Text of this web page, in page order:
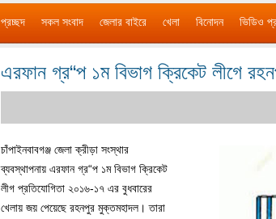
প্রচ্ছদ সকল সংবাদ জেলার বাইরে খেলা বিনোদন ভিডিও
এরফান গ্র“প ১ম বিভাগ ক্রিকেট লীগে
চাঁপাইনবাবগঞ্জ জেলা ক্রীড়া সংস্থার
ব্যবস্থাপনায় এরফান গ্র“প ১ম বিভাগ ক্রিকেট
লীগ প্রতিযোগিতা ২০১৬-১৭ এর বুধবারের
খেলায় জয় পেয়েছে রহনপুর মুক্তমহাদল। তারা